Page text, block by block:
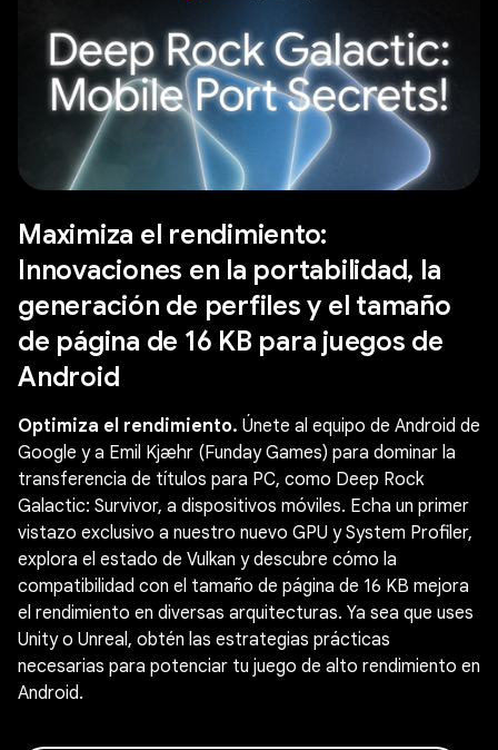
Maximiza el rendimiento:
Innovaciones en la portabilidad, la
generación de perfiles y el tamaño
de página de 16 KB para juegos de
Android
Optimiza el rendimiento. Únete al equipo de Android de
Google y a Emil Kjæhr (Funday Games) para dominar la
transferencia de títulos para PC, como Deep Rock
Galactic: Survivor, a dispositivos móviles. Echa un primer
vistazo exclusivo a nuestro nuevo GPU y System Profiler,
explora el estado de Vulkan y descubre cómo la
compatibilidad con el tamaño de página de 16 KB mejora
el rendimiento en diversas arquitecturas. Ya sea que uses
Unity o Unreal, obtén las estrategias prácticas
necesarias para potenciar tu juego de alto rendimiento en
Android.